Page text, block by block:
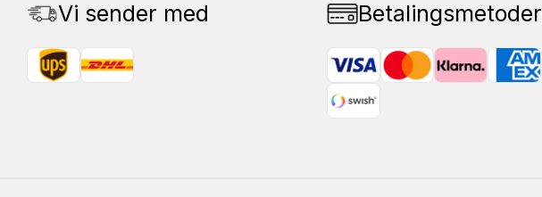
Vi sender med Betalingsmetoder